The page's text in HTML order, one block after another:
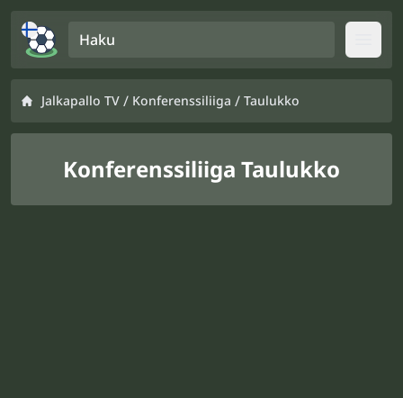
Jalkapallo TV / Konferenssiliiga / Taulukko
Konferenssiliiga Taulukko